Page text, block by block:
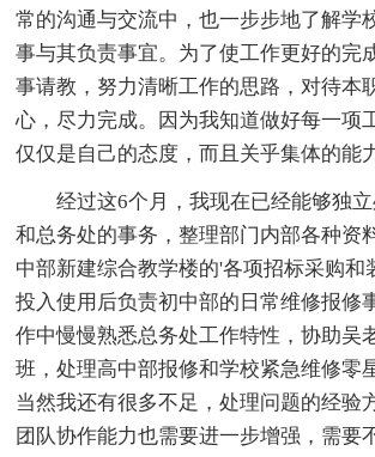
常的沟通与交流中，也一步步地了解学
事与其负责事宜。为了使工作更好的完
事请教，努力清晰工作的思路，对待本
心，尽力完成。因为我知道做好每一项
仅仅是自己的态度，而且关乎集体的能
经过这6个月，我现在已经能够独
和总务处的事务，整理部门内部各种资
中部新建综合教学楼的'各项招标采购和
投入使用后负责初中部的日常维修报修
作中慢慢熟悉总务处工作特性，协助吴
班，处理高中部报修和学校紧急维修零
当然我还有很多不足，处理问题的经验
团队协作能力也需要进一步增强，需要